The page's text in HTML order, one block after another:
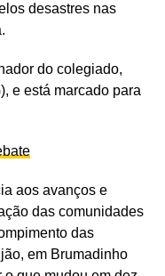
desastres nas
do colegiado,
e está marcado para
aos avanços e
das comunidades
das
em Brumadinho